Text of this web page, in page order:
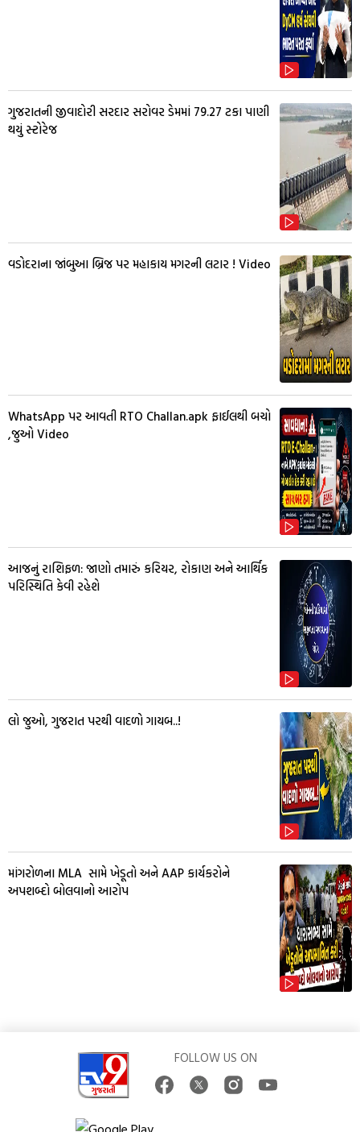
ગુજરાતની જીવાદોરી સરદાર સરોવર ડેમમાં 79.27 ટકા પાણી
થયું સ્ટોરેજ
વડોદરાના જાંબુઆ બ્રિજ પર મહાકાય મગરની લટાર ! Video
WhatsApp પર આવતી RTO Challan.apk ફાઈલથી બચો
,જુઓ Video
આજનું રાશિફળ: જાણો તમારું કરિયર, રોકાણ અને આર્થિક
પરિસ્થિતિ કેવી રહેશે
લો જુઓ, ગુજરાત પરથી વાદળો ગાયબ..!
માંગરોળના MLA સામે ખેડૂતો અને AAP કાર્યકરોને
અપશબ્દો બોલવાનો આરોપ
FOLLOW US ON